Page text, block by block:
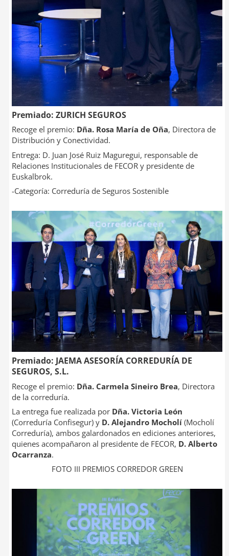
Premiado: ZURICH SEGUROS
Recoge el premio: Dña. Rosa María de Oña, Directora de
Distribución y Conectividad.
Entrega: D. Juan José Ruiz Maguregui, responsable de
Relaciones Institucionales de FECOR y presidente de
Euskalbrok.
-Categoría: Correduría de Seguros Sostenible
Premiado: JAEMA ASESORÍA CORREDURÍA DE
SEGUROS, S.L.
Recoge el premio: Dña. Carmela Sineiro Brea, Directora
de la correduría.
La entrega fue realizada por Dña. Victoria León
(Correduría Confisegur) y D. Alejandro Mocholí(Mocholí
Correduría), ambos galardonados en ediciones anteriores,
quienes acompañaron al presidente de FECOR, D. Alberto
Ocarranza.
FOTO III PREMIOS CORREDOR GREEN